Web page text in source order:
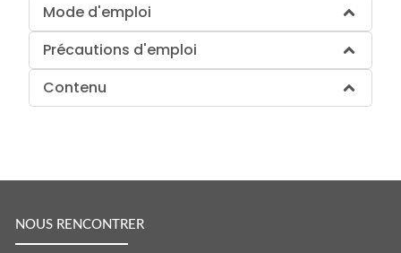
Mode d'emploi
Précautions d'emploi
Contenu
NOUS RENCONTRER